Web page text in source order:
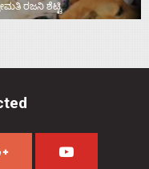
ರಜನಿ ಶೆಟ್ಟಿ